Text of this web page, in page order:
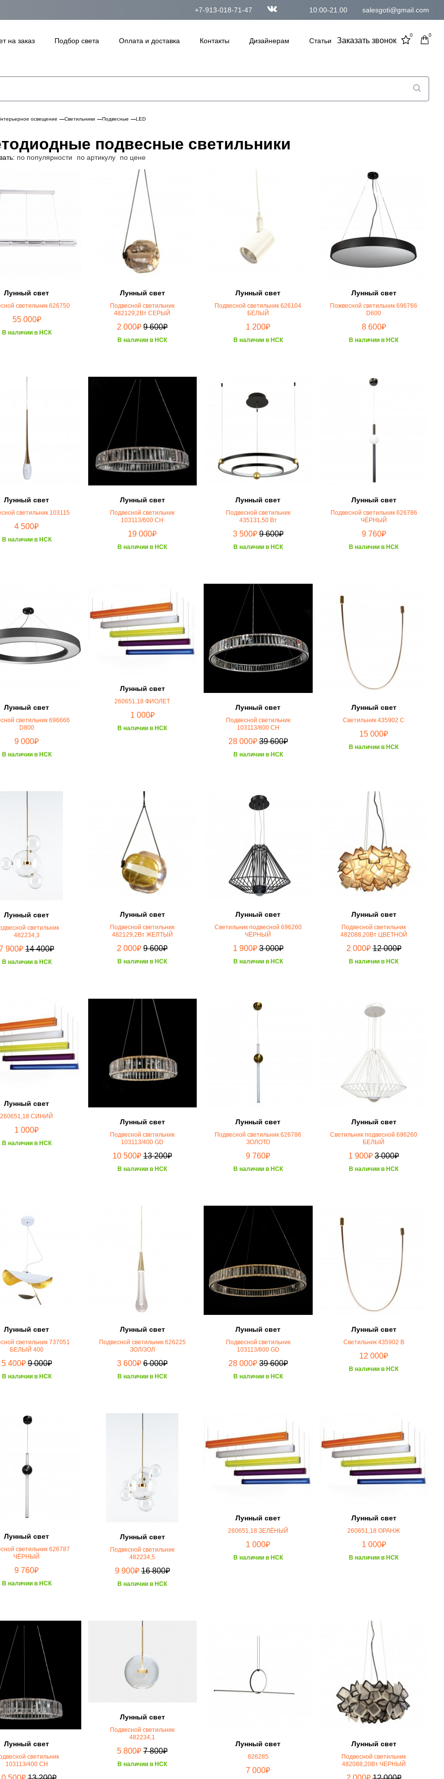
+7-913-018-71-47 10:00-21.00 salesgoti@gmail.com
на заказ Подбор света Оплата и доставка Контакты Дизайнерам Статьи Заказать звонок
0 0
освещение Светильники Подвесные LED
подвесные светильники
по популярности по артикулу по цене
Лунный свет
светильник 626750
55 000₽
В наличии в НСК
Лунный свет
Подвесной светильник
482129,2Вт СЕРЫЙ
2 000₽ 9 600₽
В наличии в НСК
Лунный свет
Подвесной светильник 626104
БЕЛЫЙ
1 200₽
В наличии в НСК
Лунный свет
Пожвесной светильник 696766
D600
8 600₽
В наличии в НСК
Лунный свет
светильник 103115
4 500₽
В наличии в НСК
Лунный свет
Подвесной светильник
103113/600 CH
19 000₽
В наличии в НСК
Лунный свет
Подвесной светильник
435131,50 Вт
3 500₽ 9 600₽
В наличии в НСК
Лунный свет
Подвесной светильник 626786
ЧЁРНЫЙ
9 760₽
В наличии в НСК
Лунный свет
светильник 696666
D800
9 000₽
В наличии в НСК
Лунный свет
260651,18 ФИОЛЕТ
1 000₽
В наличии в НСК
Лунный свет
Подвесной светильник
103113/800 CH
28 000₽ 39 600₽
В наличии в НСК
Лунный свет
Светильник 435902 C
15 000₽
В наличии в НСК
Лунный свет
светильник
482234,3
900₽ 14 400₽
В наличии в НСК
Лунный свет
Подвесной светильник
482129,2Вт ЖЕЛТЫЙ
2 000₽ 9 600₽
В наличии в НСК
Лунный свет
Светильник подвесной 696260
ЧЁРНЫЙ
1 900₽ 3 000₽
В наличии в НСК
Лунный свет
Подвесной светильник
482088,20Вт ЦВЕТНОЙ
2 000₽ 12 000₽
В наличии в НСК
Лунный свет
260651,18 СИНИЙ
1 000₽
В наличии в НСК
Лунный свет
Подвесной светильник
103113/400 GD
10 500₽ 13 200₽
В наличии в НСК
Лунный свет
Подвесной светильник 626786
ЗОЛОТО
9 760₽
В наличии в НСК
Лунный свет
Светильник подвесной 696260
БЕЛЫЙ
1 900₽ 3 000₽
В наличии в НСК
Лунный свет
светильник 737051
БЕЛЫЙ 400
5 400₽ 9 000₽
В наличии в НСК
Лунный свет
Подвесной светильник 626225
ЗОЛ/ЗОЛ
3 600₽ 6 000₽
В наличии в НСК
Лунный свет
Подвесной светильник
103113/800 GD
28 000₽ 39 600₽
В наличии в НСК
Лунный свет
Светильник 435902 B
12 000₽
В наличии в НСК
Лунный свет
светильник 626787
ЧЁРНЫЙ
9 760₽
В наличии в НСК
Лунный свет
Подвесной светильник
482234,5
9 900₽ 16 800₽
В наличии в НСК
Лунный свет
260651,18 ЗЕЛЁНЫЙ
1 000₽
В наличии в НСК
Лунный свет
260651,18 ОРАНЖ
1 000₽
В наличии в НСК
Лунный свет
светильник
103113/400 CH
Лунный свет
Подвесной светильник
482234,1
5 800₽ 7 800₽
В наличии в НСК
Лунный свет
626285
7 000₽
Лунный свет
Подвесной светильник
482088,20Вт ЧЕРНЫЙ